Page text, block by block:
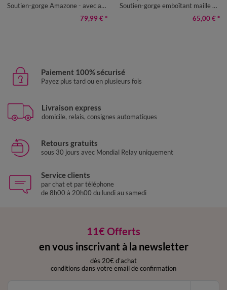
Soutien-gorge Amazone - avec armatures
79,99 € *
Soutien-gorge emboîtant maille et dentelle "Amourette"- avec armatures
65,00 € *
Paiement 100% sécurisé
Payez plus tard ou en plusieurs fois
Livraison express
domicile, relais, consignes automatiques
Retours gratuits
sous 30 jours avec Mondial Relay uniquement
Service clients
par chat et par téléphone
de 8h00 à 20h00 du lundi au samedi
11€ Offerts
en vous inscrivant à la newsletter
dès 20€ d’achat
conditions dans votre email de confirmation